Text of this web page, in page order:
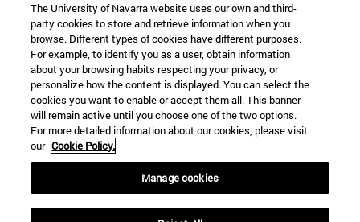
The University of Navarra website uses our own and third-
party cookies to store and retrieve information when you
browse. Different types of cookies have different purposes.
For example, to identify you as a user, obtain information
about your browsing habits respecting your privacy, or
personalize how the content is displayed. You can select the
cookies you want to enable or accept them all. This banner
will remain active until you choose one of the two options.
For more detailed information about our cookies, please visit
our Cookie Policy.
Manage cookies